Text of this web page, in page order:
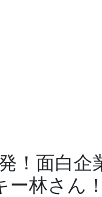
！面白企
ー林さん